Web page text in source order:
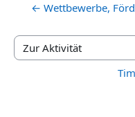
← Wettbewerbe,
Zur Aktivität